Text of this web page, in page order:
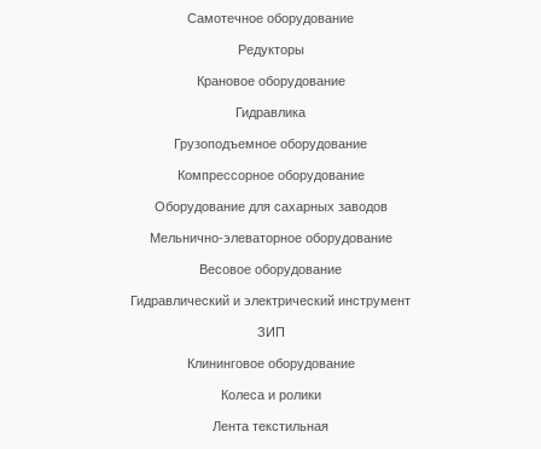
Самотечное оборудование
Редукторы
Крановое оборудование
Гидравлика
Грузоподъемное оборудование
Компрессорное оборудование
Оборудование для сахарных заводов
Мельнично-элеваторное оборудование
Весовое оборудование
Гидравлический и электрический инструмент
ЗИП
Клининговое оборудование
Колеса и ролики
Лента текстильная